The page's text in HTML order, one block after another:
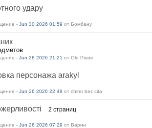
удару
- Jun 30 2026 01:59 от Бомбану
- Jun 28 2026 21:21 от Old Pirate
персонажа arakyl
- Jun 26 2026 22:49 от chiter bez cita
2 страниц
- Jun 26 2026 07:29 от Варин